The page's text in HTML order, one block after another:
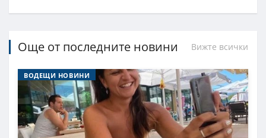
Още от последните новини Вижте всички
ВОДЕЩИ НОВИНИ